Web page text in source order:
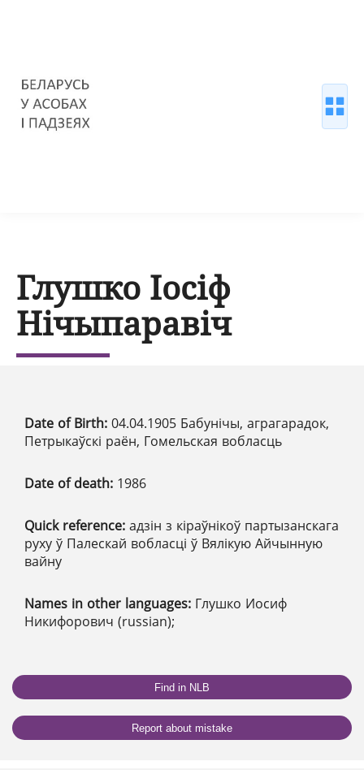
Глушко Іосіф
Нічыпаравіч
Date of Birth: 04.04.1905 Бабунічы, аграгарадок,
Петрыкаўскі раён, Гомельская вобласць
Date of death: 1986
Quick reference: адзін з кіраўнікоў партызанскага
руху ў Палескай вобласці ў Вялікую Айчынную
вайну
Names in other languages: Глушко Иосиф
Никифорович (russian);
Find in NLB
Report about mistake